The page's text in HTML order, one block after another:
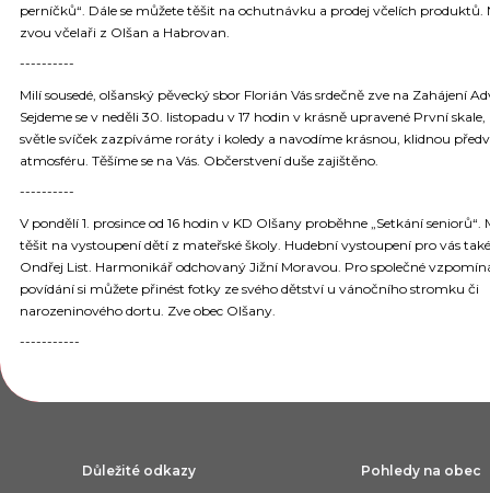
perníčků“. Dále se můžete těšit na ochutnávku a prodej včelích produktů.
zvou včelaři z Olšan a Habrovan.
----------
Milí sousedé, olšanský pěvecký sbor Florián Vás srdečně zve na Zahájení
Sejdeme se v neděli 30. listopadu v 17 hodin v krásně upravené První skale,
světle svíček zazpíváme roráty i koledy a navodíme krásnou, klidnou
atmosféru. Těšíme se na Vás. Občerstvení duše zajištěno.
----------
V pondělí 1. prosince od 16 hodin v KD Olšany proběhne „Setkání seniorů“.
těšit na vystoupení dětí z mateřské školy. Hudební vystoupení pro vás
Ondřej List. Harmonikář odchovaný Jižní Moravou. Pro společné
povídání si můžete přinést fotky ze svého dětství u vánočního stromku či
narozeninového dortu. Zve obec Olšany.
-----------
Důležité odkazy Pohledy na obec